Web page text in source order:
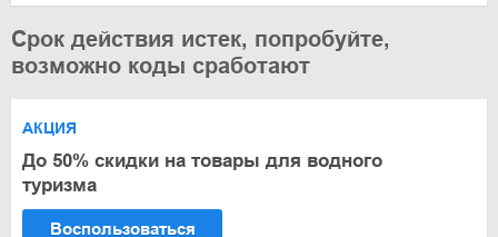
Срок действия истек, попробуйте,
возможно коды сработают
АКЦИЯ
До 50% скидки на товары для водного
туризма
Воспользоваться